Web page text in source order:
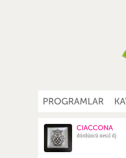
dördüncü nesil dj